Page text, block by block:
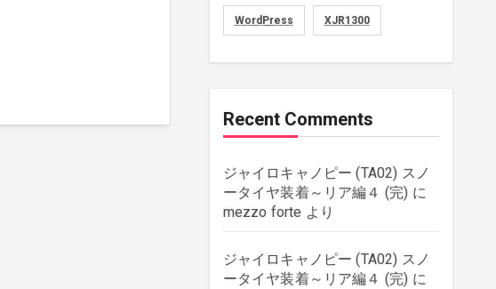
rebuilding(6)
strings(179)
wordpress(8)
WordPress XJR1300
Recent Comments
ジャイロキャノピー (TA02) スノ
ータイヤ装着～リア編４ (完) に
mezzo forte より
ジャイロキャノピー (TA02) スノ
ータイヤ装着～リア編４ (完) に